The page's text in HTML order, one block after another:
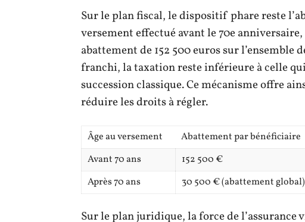
Sur le plan fiscal, le dispositif phare reste
versement effectué avant le 70e
abattement de 152 500 euros sur l’ensemble
franchi, la taxation reste inférieure à celle qui
succession classique. Ce mécanisme offre
réduire les droits à régler.
Âge au versement Abattement par bénéficiaire
Avant 70 ans
152 500 €
Après 70 ans
30 500 € (abattement global)
Sur le plan juridique, la force de l’assurance